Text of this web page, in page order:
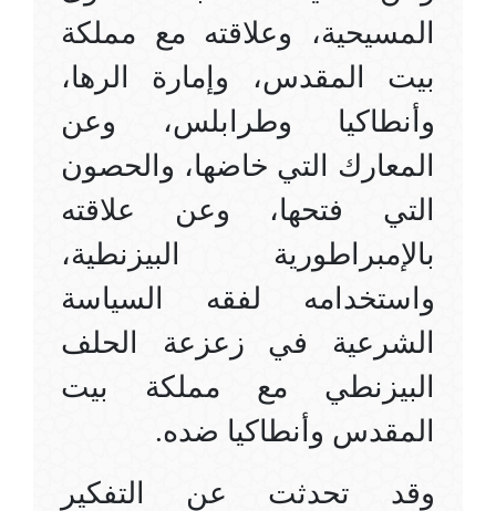
المسيحية، وعلاقته مع مملكة
بيت المقدس، وإمارة الرها،
وأنطاكيا وطرابلس، وعن
المعارك التي خاضها، والحصون
التي فتحها، وعن علاقته
بالإمبراطورية البيزنطية،
واستخدامه لفقه السياسة
الشرعية في زعزعة الحلف
البيزنطي مع مملكة بيت
المقدس وأنطاكيا ضده.
وقد تحدثت عن التفكير